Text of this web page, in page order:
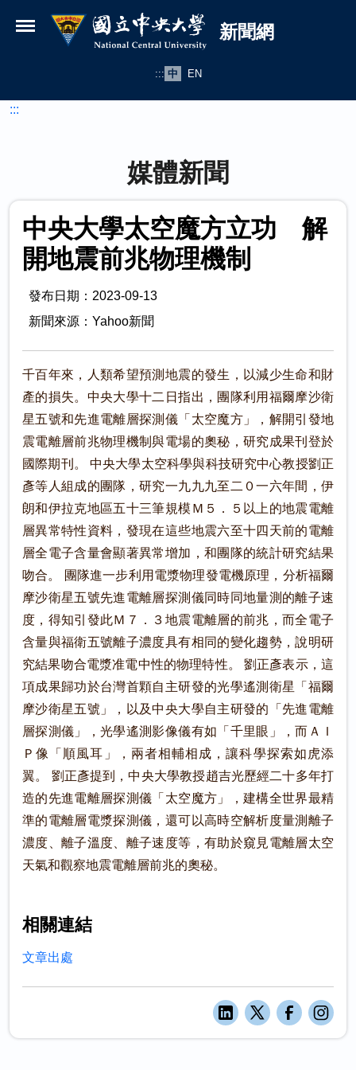
國立中央大學新聞網
新聞網
::: 中 EN
:::
媒體新聞
中央大學太空魔方立功 解
開地震前兆物理機制
發布日期：2023-09-13
新聞來源：Yahoo新聞
千百年來，人類希望預測地震的發生，以減少生命和財
產的損失。中央大學十二日指出，團隊利用福爾摩沙衛
星五號和先進電離層探測儀「太空魔方」，解開引發地
震電離層前兆物理機制與電場的奧秘，研究成果刊登於
國際期刊。 中央大學太空科學與科技研究中心教授劉正
彥等人組成的團隊，研究一九九九至二０一六年間，伊
朗和伊拉克地區五十三筆規模Ｍ５．５以上的地震電離
層異常特性資料，發現在這些地震六至十四天前的電離
層全電子含量會顯著異常增加，和團隊的統計研究結果
吻合。 團隊進一步利用電漿物理發電機原理，分析福爾
摩沙衛星五號先進電離層探測儀同時同地量測的離子速
度，得知引發此Ｍ７．３地震電離層的前兆，而全電子
含量與福衛五號離子濃度具有相同的變化趨勢，說明研
究結果吻合電漿准電中性的物理特性。 劉正彥表示，這
項成果歸功於台灣首顆自主研發的光學遙測衛星「福爾
摩沙衛星五號」，以及中央大學自主研發的「先進電離
層探測儀」，光學遙測影像儀有如「千里眼」，而ＡＩ
Ｐ像「順風耳」，兩者相輔相成，讓科學探索如虎添
翼。 劉正彥提到，中央大學教授趙吉光歷經二十多年打
造的先進電離層探測儀「太空魔方」，建構全世界最精
準的電離層電漿探測儀，還可以高時空解析度量測離子
濃度、離子溫度、離子速度等，有助於窺見電離層太空
天氣和觀察地震電離層前兆的奧秘。
相關連結
文章出處